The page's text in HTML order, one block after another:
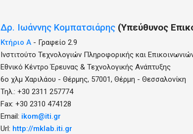
Δρ. Ιωάννης Κομπατσιάρης (Υπεύθυνος
Κτήριο Α - Γραφείο 2.9
Ινστιτούτο Τεχνολογιών Πληροφορικής και
Εθνικό Κέντρο Έρευνας & Τεχνολογικής Ανάπτυξης
6ο χλμ Χαριλάου - Θέρμης, 57001, Θέρμη - Θεσσαλονίκη
Τηλ.: +30 2311 257774
Fax: +30 2310 474128
Email: ikom@iti.gr
Url: http://mklab.iti.gr